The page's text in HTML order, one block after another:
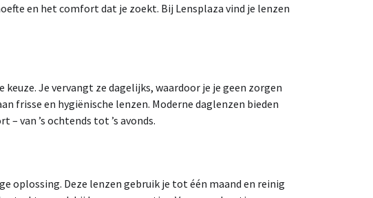
en het comfort dat je zoekt. Bij Lensplaza vind je lenzen
Je vervangt ze dagelijks, waardoor je je geen zorgen
frisse en hygiënische lenzen. Moderne daglenzen bieden
van ’s ochtends tot ’s avonds.
oplossing. Deze lenzen gebruik je tot één maand en reinig